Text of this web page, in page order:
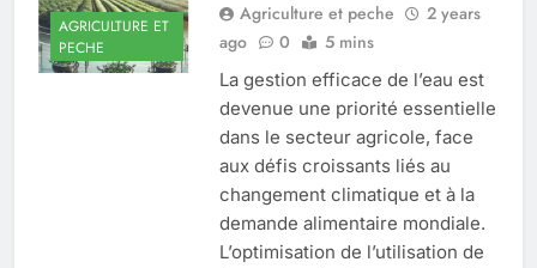
AGRICULTURE ET
PECHE
Agriculture et peche
2 years
ago
0 5 mins
La gestion efficace de l’eau est
devenue une priorité essentielle
dans le secteur agricole, face
aux défis croissants liés au
changement climatique et à la
demande alimentaire mondiale.
L’optimisation de l’utilisation de